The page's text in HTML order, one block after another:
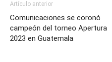
Artículo anterior
Comunicaciones se coronó
campeón del torneo Apertura
2023 en Guatemala